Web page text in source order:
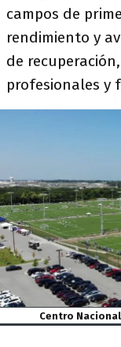
campos de
rendimiento y
de
profesionales y
Centro